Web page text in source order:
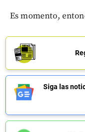
Es momento,
Siga las